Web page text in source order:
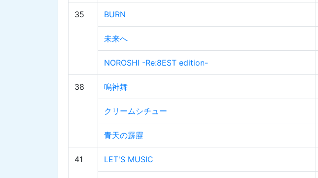
35 BURN
未来へ
NOROSHI -Re:8EST edition-
38 鳴神舞
クリームシチュー
青天の霹靂
41 LET'S MUSIC